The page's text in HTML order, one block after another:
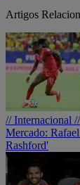
Artigos
// Internacional //
Mercado:
Rashford'